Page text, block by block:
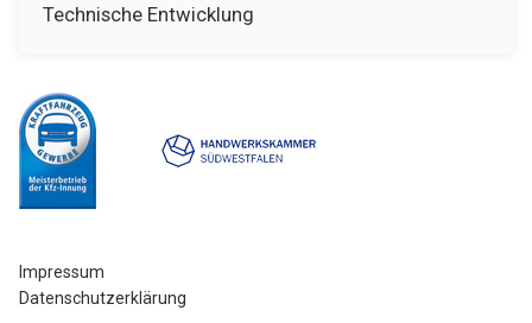
Technische Entwicklung
Impressum
Datenschutzerklärung